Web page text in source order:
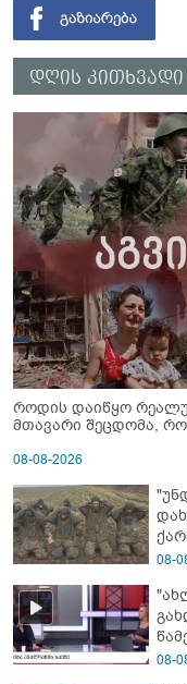
დღის კითხვადი
როდის დაიწყო
მთავარი შეცდომა,
08-08-2026
08-
08-